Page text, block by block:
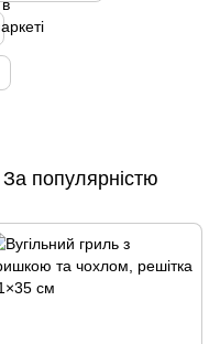
За популярністю